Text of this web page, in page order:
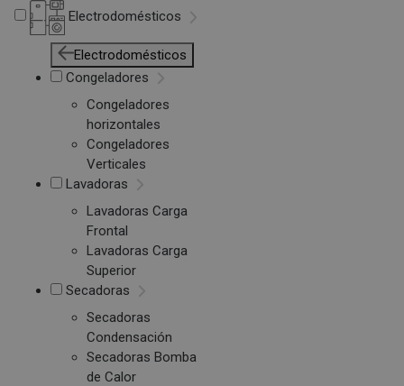
Electrodomésticos
Electrodomésticos
Congeladores
Congeladores
horizontales
Congeladores
Verticales
Lavadoras
Lavadoras Carga
Frontal
Lavadoras Carga
Superior
Secadoras
Secadoras
Condensación
Secadoras Bomba
de Calor